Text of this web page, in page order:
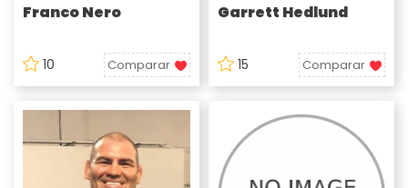
Franco Nero
10 Comparar
Garrett Hedlund
15 Comparar